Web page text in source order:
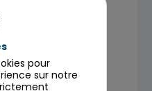
multi-outils
actions et
pour
sur notre